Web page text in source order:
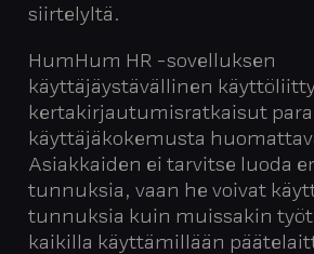
siirtelyltä.
HumHum HR -sovelluksen
käyttäjäystävällinen
kertakirjautumisratkaisut
käyttäjäkokemusta
Asiakkaiden ei tarvitse luoda
tunnuksia, vaan he voivat
tunnuksia kuin muissakin
kaikilla käyttämillään